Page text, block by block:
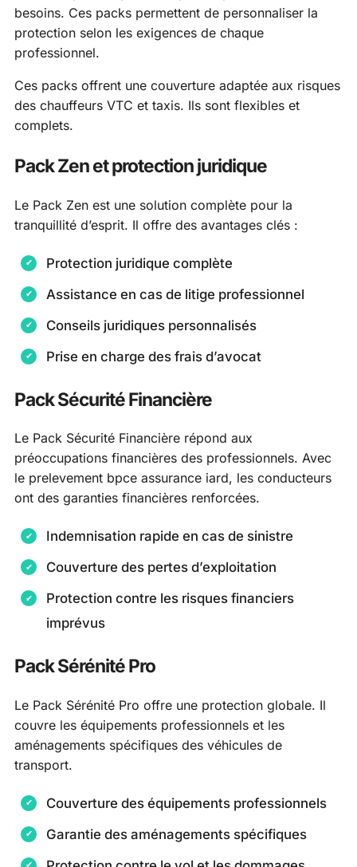
besoins. Ces packs permettent de personnaliser la
protection selon les exigences de chaque
professionnel.
Ces packs offrent une couverture adaptée aux risques
des chauffeurs VTC et taxis. Ils sont flexibles et
complets.
Pack Zen et protection juridique
Le Pack Zen est une solution complète pour la
tranquillité d’esprit. Il offre des avantages clés :
Protection juridique complète
Assistance en cas de litige professionnel
Conseils juridiques personnalisés
Prise en charge des frais d’avocat
Pack Sécurité Financière
Le Pack Sécurité Financière répond aux
préoccupations financières des professionnels. Avec
le prelevement bpce assurance iard, les conducteurs
ont des garanties financières renforcées.
Indemnisation rapide en cas de sinistre
Couverture des pertes d’exploitation
Protection contre les risques financiers
imprévus
Pack Sérénité Pro
Le Pack Sérénité Pro offre une protection globale. Il
couvre les équipements professionnels et les
aménagements spécifiques des véhicules de
transport.
Couverture des équipements professionnels
Garantie des aménagements spécifiques